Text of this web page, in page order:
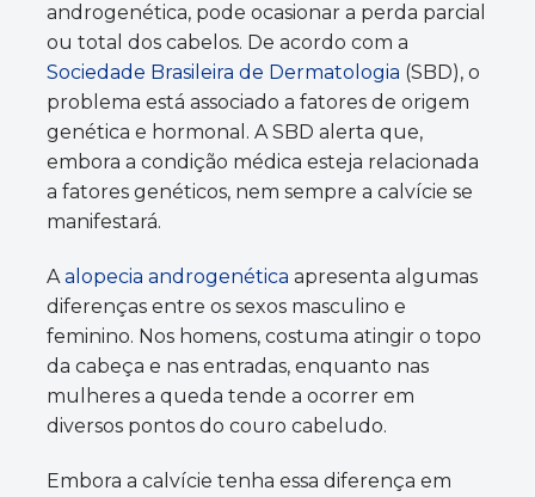
androgenética, pode ocasionar a perda parcial
ou total dos cabelos. De acordo com a
Sociedade Brasileira de Dermatologia (SBD), o
problema está associado a fatores de origem
genética e hormonal. A SBD alerta que,
embora a condição médica esteja relacionada
a fatores genéticos, nem sempre a calvície se
manifestará.
Aalopecia androgenética apresenta algumas
diferenças entre os sexos masculino e
feminino. Nos homens, costuma atingir o topo
da cabeça e nas entradas, enquanto nas
mulheres a queda tende a ocorrer em
diversos pontos do couro cabeludo.
Embora a calvície tenha essa diferença em